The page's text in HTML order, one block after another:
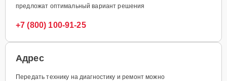
предложат оптимальный вариант решения
+7 (800) 100-91-25
Адрес
Передать технику на диагностику и ремонт можно